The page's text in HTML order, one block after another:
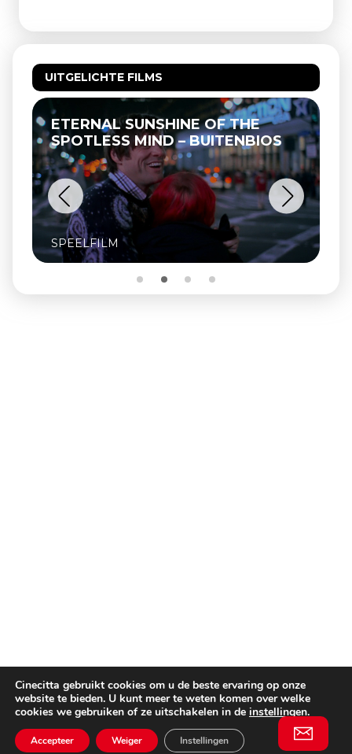
UITGELICHTE FILMS
ETERNAL SUNSHINE OF THE
SPOTLESS MIND – BUITENBIOS
SPEELFILM
Cinecitta gebruikt cookies om u de beste ervaring op onze
website te bieden. U kunt meer te weten komen over welke
cookies we gebruiken of ze uitschakelen in de instellingen.
Accepteer Weiger Instellingen